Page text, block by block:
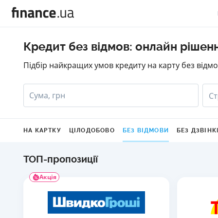
Кредит без відмов: онлайн
Підбір найкращих умов кредиту на карту без
Сума, грн
НА КАРТКУ ЦІЛОДОБОВО БЕЗ ВІДМОВИ БЕЗ
ТОП-пропозиції
Акція